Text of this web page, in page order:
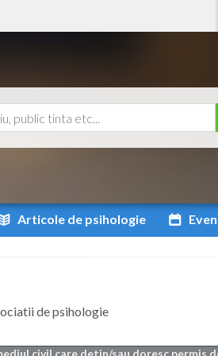
Articole de psihologie
de psihologie
civil care detin/sau doresc permis